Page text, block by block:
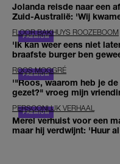
Jolanda reisde naar een
Zuid-Australië: 'Wij
FLOOR BAKHUYS ROOZEBOOM
'Ik kan weer eens niet
braafste burger ben
ROOS MOGGRÉ
'"Roos, waarom heb je
gezet?" vroeg mijn
PERSOONLIJK VERHAAL
Merel verhuist voor een
maar hij verdwijnt: 'Huur